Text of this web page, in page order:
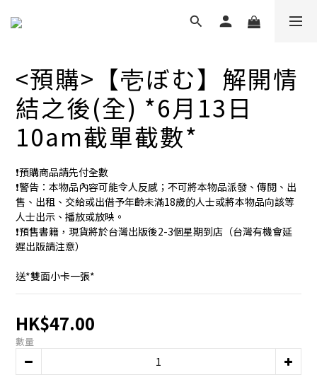
<預購>【壱ぼむ】解開情
結之後(全) *6月13日
10am截單截數*
❗️預購商品請先付全數
❗️警告：本物品內容可能令人反感；不可將本物品派發、傳閱、出
售、出租、交給或出借予年齡未滿18歲的人士或將本物品向該等
人士出示、播放或放映。
❗️預售書籍，現貨將於台灣出版後2-3個星期到店（台灣有機會延
遲出版請注意）
送*雙面小卡一張*
HK$47.00
數量